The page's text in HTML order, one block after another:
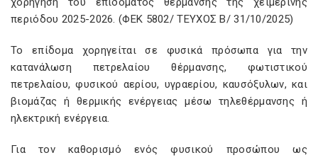
περιόδου 2025-2026. (ΦΕΚ 5802/ ΤΕΥΧΟΣ Β/ 31/10/2025)
Το επίδομα χορηγείται σε φυσικά πρόσωπα για την
κατανάλωση πετρελαίου θέρμανσης, φωτιστικού
πετρελαίου, φυσικού αερίου, υγραερίου, καυσόξυλων, και
βιομάζας ή θερμικής ενέργειας μέσω τηλεθέρμανσης ή
ηλεκτρική ενέργεια.
Για τον καθορισμό ενός φυσικού προσώπου ως